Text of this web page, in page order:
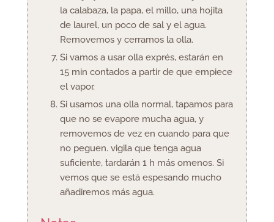
la calabaza, la papa, el millo, una hojita
de laurel, un poco de sal y el agua.
Removemos y cerramos la olla.
Si vamos a usar olla exprés, estarán en
15 min contados a partir de que empiece
el vapor.
Si usamos una olla normal, tapamos para
que no se evapore mucha agua, y
removemos de vez en cuando para que
no peguen. vigila que tenga agua
suficiente, tardarán 1 h más omenos. Si
vemos que se está espesando mucho
añadiremos más agua.